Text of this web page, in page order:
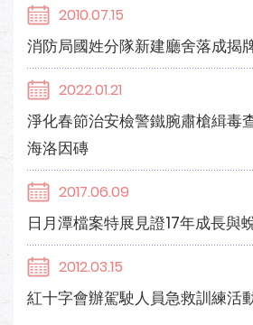
2010.07.15
消防局國姓分隊新建廳舍落成揭
2022.01.21
淨化春節治安檢警鐵腕肅槍緝毒
海洛因磚
2017.06.09
日月潭檔案特展見證17年成長與
2012.03.15
紅十字會辦駕駛人員急救訓練活